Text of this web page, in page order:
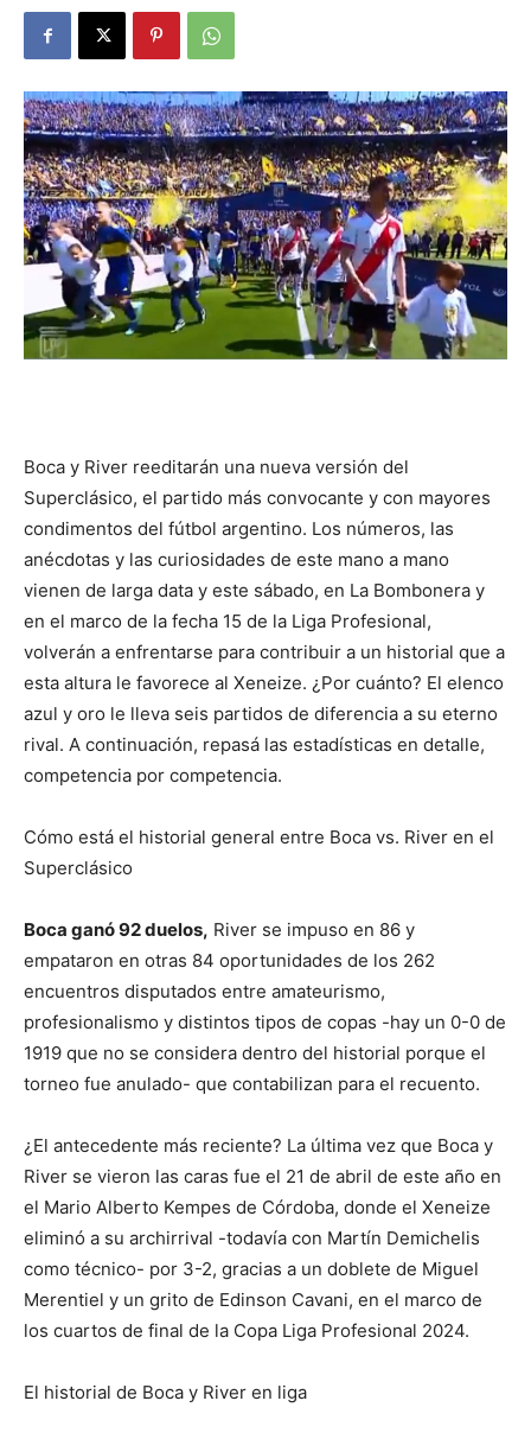
::
La
Verdad
lo
que
se
Boca y River reeditarán una nueva versión del
Superclásico, el partido más convocante y con mayores
condimentos del fútbol argentino. Los números, las
anécdotas y las curiosidades de este mano a mano
vienen de larga data y este sábado, en La Bombonera y
en el marco de la fecha 15 de la Liga Profesional,
volverán a enfrentarse para contribuir a un historial que a
esta altura le favorece al Xeneize. ¿Por cuánto? El elenco
azul y oro le lleva seis partidos de diferencia a su eterno
rival. A continuación, repasá las estadísticas en detalle,
competencia por competencia.
Cómo está el historial general entre Boca vs. River en el
Superclásico
Boca ganó 92 duelos, River se impuso en 86 y
empataron en otras 84 oportunidades de los 262
encuentros disputados entre amateurismo,
profesionalismo y distintos tipos de copas -hay un 0-0 de
1919 que no se considera dentro del historial porque el
torneo fue anulado- que contabilizan para el recuento.
¿El antecedente más reciente? La última vez que Boca y
River se vieron las caras fue el 21 de abril de este año en
el Mario Alberto Kempes de Córdoba, donde el Xeneize
eliminó a su archirrival -todavía con Martín Demichelis
como técnico- por 3-2, gracias a un doblete de Miguel
Merentiel y un grito de Edinson Cavani, en el marco de
los cuartos de final de la Copa Liga Profesional 2024.
El historial de Boca y River en liga